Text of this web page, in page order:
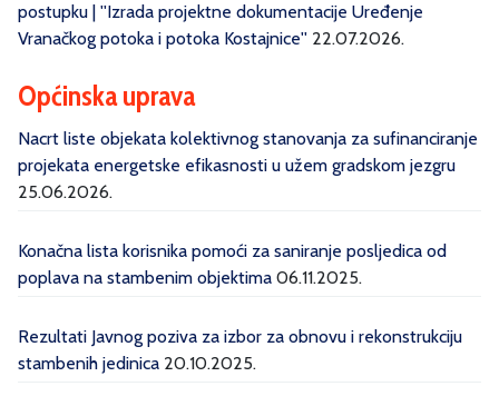
postupku | ''Izrada projektne dokumentacije Uređenje
Vranačkog potoka i potoka Kostajnice'' 22.07.2026.
Općinska uprava
Nacrt liste objekata kolektivnog stanovanja za sufinanciranje
projekata energetske efikasnosti u užem gradskom jezgru
25.06.2026.
Konačna lista korisnika pomoći za saniranje posljedica od
poplava na stambenim objektima 06.11.2025.
Rezultati Javnog poziva za izbor za obnovu i rekonstrukciju
stambenih jedinica 20.10.2025.